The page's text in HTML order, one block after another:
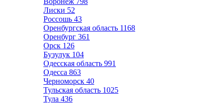
Лиски 52
Россошь 43
Оренбургская область 1168
Оренбург 361
Орск 126
Бузулук 104
Одесская область 991
Одесса 863
Черноморск 40
Тульская область 1025
Тула 436